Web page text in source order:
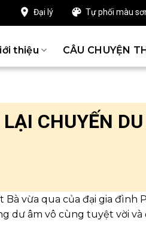
Đại lý Tự phối màu
thiệu CÂU CHUYỆN
CHUYẾN
vừa qua của đại gia đình
dư âm vô cùng tuyệt vời